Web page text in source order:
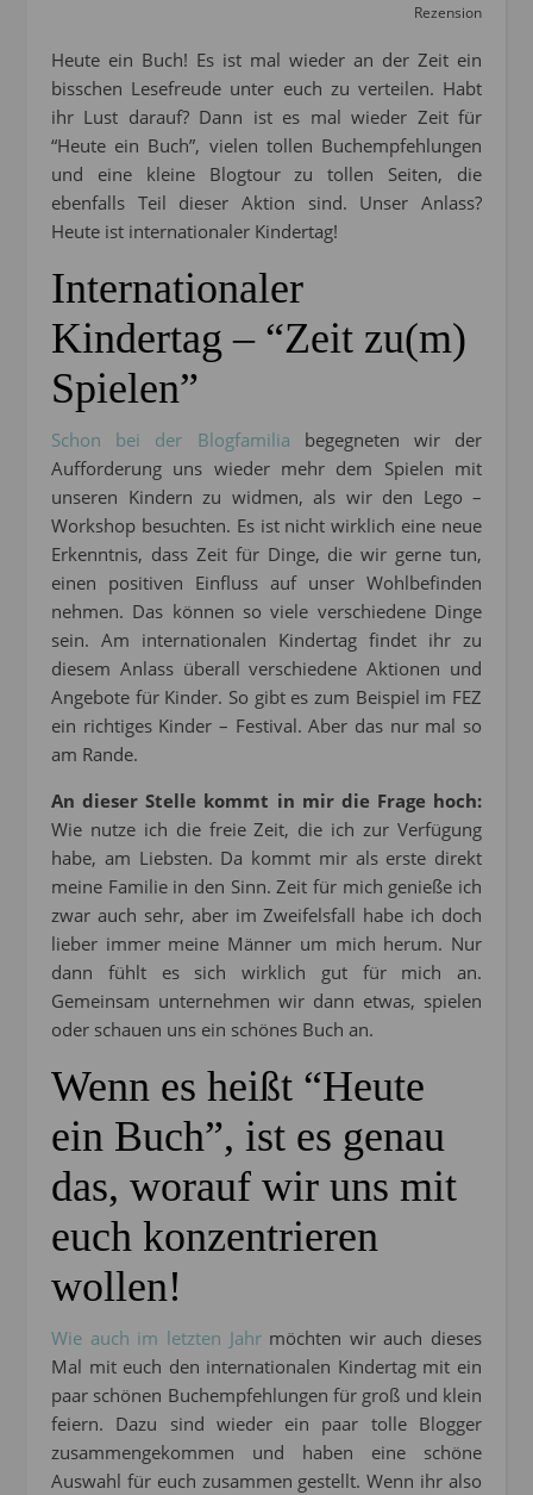
Rezension
Heute ein Buch! Es ist mal wieder an der Zeit ein
bisschen Lesefreude unter euch zu verteilen. Habt
ihr Lust darauf? Dann ist es mal wieder Zeit für
“Heute ein Buch”, vielen tollen Buchempfehlungen
und eine kleine Blogtour zu tollen Seiten, die
ebenfalls Teil dieser Aktion sind. Unser Anlass?
Heute ist internationaler Kindertag!
Internationaler
Kindertag – “Zeit zu(m)
Spielen”
Schon bei der Blogfamilia begegneten wir der
Aufforderung uns wieder mehr dem Spielen mit
unseren Kindern zu widmen, als wir den Lego –
Workshop besuchten. Es ist nicht wirklich eine neue
Erkenntnis, dass Zeit für Dinge, die wir gerne tun,
einen positiven Einfluss auf unser Wohlbefinden
nehmen. Das können so viele verschiedene Dinge
sein. Am internationalen Kindertag findet ihr zu
diesem Anlass überall verschiedene Aktionen und
Angebote für Kinder. So gibt es zum Beispiel im FEZ
ein richtiges Kinder – Festival. Aber das nur mal so
am Rande.
An dieser Stelle kommt in mir die Frage hoch:
Wie nutze ich die freie Zeit, die ich zur Verfügung
habe, am Liebsten. Da kommt mir als erste direkt
meine Familie in den Sinn. Zeit für mich genieße ich
zwar auch sehr, aber im Zweifelsfall habe ich doch
lieber immer meine Männer um mich herum. Nur
dann fühlt es sich wirklich gut für mich an.
Gemeinsam unternehmen wir dann etwas, spielen
oder schauen uns ein schönes Buch an.
Wenn es heißt “Heute
ein Buch”, ist es genau
das, worauf wir uns mit
euch konzentrieren
wollen!
Wie auch im letzten Jahrmöchten wir auch dieses
Mal mit euch den internationalen Kindertag mit ein
paar schönen Buchempfehlungen für groß und klein
feiern. Dazu sind wieder ein paar tolle Blogger
zusammengekommen und haben eine schöne
Auswahl für euch zusammen gestellt. Wenn ihr also